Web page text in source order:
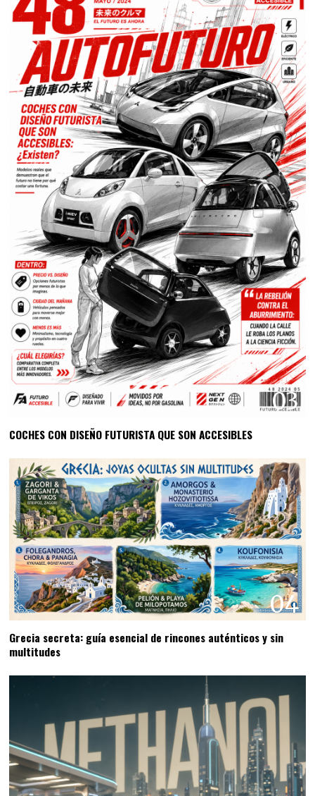
03
COCHES CON DISEÑO FUTURISTA QUE SON ACCESIBLES
04
Grecia secreta: guía esencial de rincones auténticos y sin
multitudes